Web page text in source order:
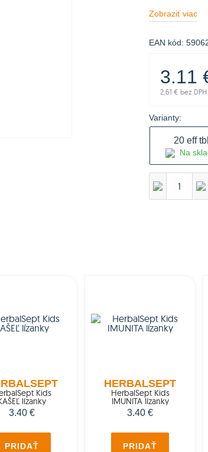
Zobraziť viac
EAN kód:
3.11
2.61 € bez DPH
Varianty:
20 eff tbl
Na
Kids
lízanky
3.40 €
PRIDAŤ
HERBALSEPT
HerbalSept Kids
IMUNITA lízanky
3.40 €
PRIDAŤ